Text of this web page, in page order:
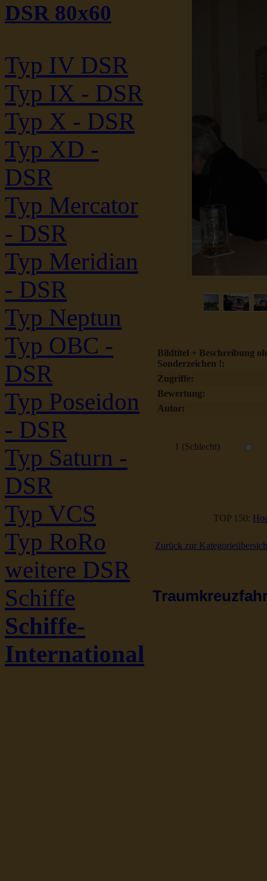
DSR 80x60
Typ IV DSR
Typ IX - DSR
Typ X - DSR
Typ XD -
DSR
Typ Mercator
- DSR
Typ Meridian
- DSR
Typ Neptun
Typ OBC -
DSR
Typ Poseidon
- DSR
Typ Saturn -
DSR
Typ VCS
Typ RoRo
weitere DSR
Schiffe
Schiffe-
International
Bildtitel + Beschreibung
Sonderzeichen !:
Zugriffe:
Bewertung:
Autor:
1 (Schlecht)
TOP 150:
Zurück zur